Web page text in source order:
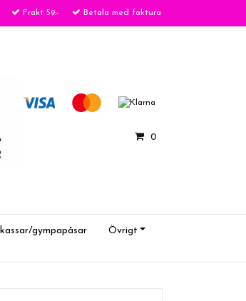
Frakt 59:- Betala med faktura
0
gympapåsar
Övrigt